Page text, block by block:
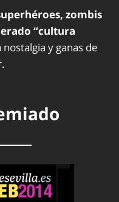
zombis
“cultura
y ganas de